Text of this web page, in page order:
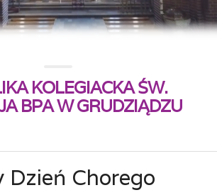
KOLEGIACKA ŚW.
BPA W GRUDZIĄDZU
Dzień Chorego